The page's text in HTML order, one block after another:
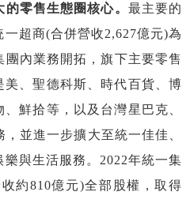
零售生態圈核心。 最主要的
超商(合併營收2,627億元)為
內業務開拓，旗下主要零售
、聖德科斯、時代百貨、博
鮮拾等，以及台灣星巴克、
並進一步擴大至統一佳佳、
與生活服務。2022年統一集
約810億元)全部股權，取得